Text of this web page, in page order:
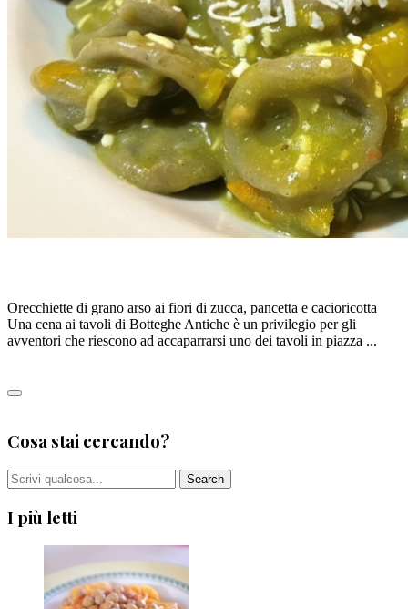
Orecchiette di grano arso ai fiori di zucca, pancetta e cacioricotta
Una cena ai tavoli di Botteghe Antiche è un privilegio per gli
avventori che riescono ad accaparrarsi uno dei tavoli in piazza ...
Cosa stai cercando?
I più letti